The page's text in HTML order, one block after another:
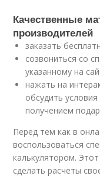
Качественные
производителей
заказать
созвониться со
указанному на
нажать на
обсудить
получением
Перед тем как в
воспользоваться
калькулятором.
сделать расчеты